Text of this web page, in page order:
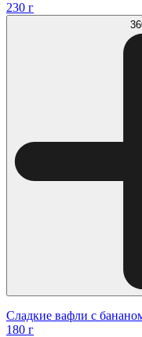
230 г
Сладкие вафли с
180 г